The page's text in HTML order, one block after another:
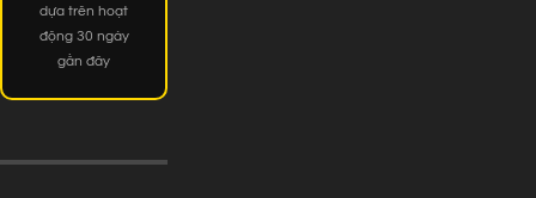
dựa trên hoạt
động 30 ngày
gần đây